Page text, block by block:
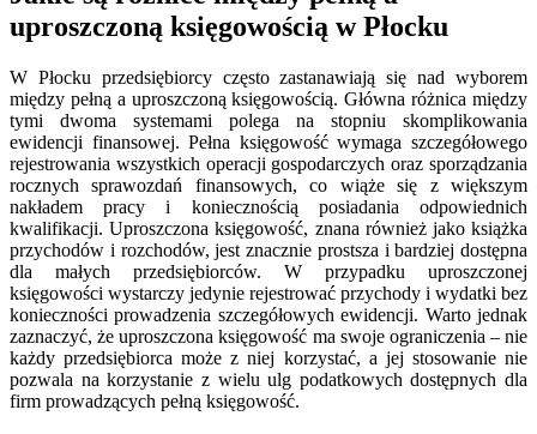
uproszczoną księgowością w Płocku
W Płocku przedsiębiorcy często zastanawiają się nad wyborem
między pełną a uproszczoną księgowością. Główna różnica między
tymi dwoma systemami polega na stopniu skomplikowania
ewidencji finansowej. Pełna księgowość wymaga szczegółowego
rejestrowania wszystkich operacji gospodarczych oraz sporządzania
rocznych sprawozdań finansowych, co wiąże się z większym
nakładem pracy i koniecznością posiadania odpowiednich
kwalifikacji. Uproszczona księgowość, znana również jako książka
przychodów i rozchodów, jest znacznie prostsza i bardziej dostępna
dla małych przedsiębiorców. W przypadku uproszczonej
księgowości wystarczy jedynie rejestrować przychody i wydatki bez
konieczności prowadzenia szczegółowych ewidencji. Warto jednak
zaznaczyć, że uproszczona księgowość ma swoje ograniczenia – nie
każdy przedsiębiorca może z niej korzystać, a jej stosowanie nie
pozwala na korzystanie z wielu ulg podatkowych dostępnych dla
firm prowadzących pełną księgowość.